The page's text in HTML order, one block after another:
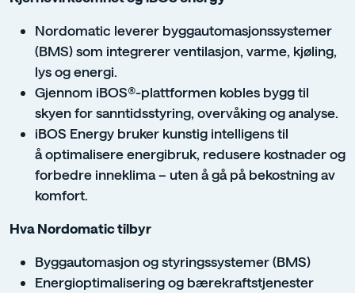
Nordomatic leverer byggautomasjonssystemer
(BMS) som integrerer ventilasjon, varme, kjøling,
lys og energi.
Gjennom iBOS®-plattformen kobles bygg til
skyen for sanntidsstyring, overvåking og analyse.
iBOS Energy bruker kunstig intelligens til
å optimalisere energibruk, redusere kostnader og
forbedre inneklima – uten å gå på bekostning av
komfort.
Hva Nordomatic tilbyr
Byggautomasjon og styringssystemer (BMS)
Energioptimalisering og bærekraftstjenester